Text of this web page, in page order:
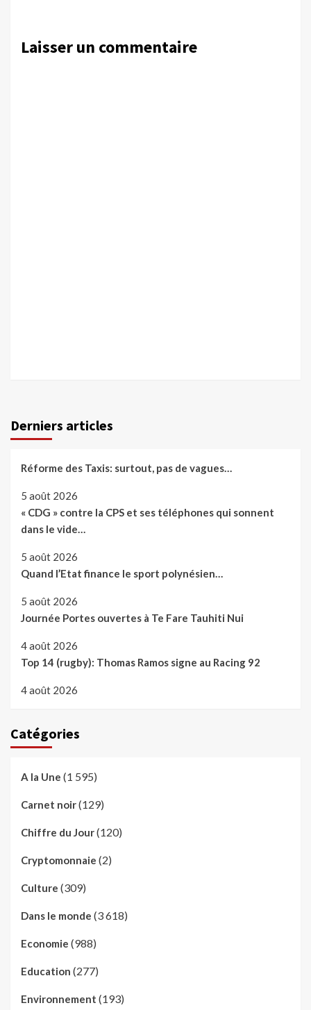
Laisser un commentaire
Derniers articles
Réforme des Taxis: surtout, pas de vagues…
5 août 2026
« CDG » contre la CPS et ses téléphones qui sonnent
dans le vide…
5 août 2026
Quand l’Etat finance le sport polynésien…
5 août 2026
Journée Portes ouvertes à Te Fare Tauhiti Nui
4 août 2026
Top 14 (rugby): Thomas Ramos signe au Racing 92
4 août 2026
Catégories
A la Une (1 595)
Carnet noir(129)
Chiffre du Jour(120)
Cryptomonnaie (2)
Culture (309)
Dans le monde (3 618)
Economie (988)
Education (277)
Environnement (193)